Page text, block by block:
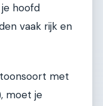
hoofd
vaak rijk en
met
moet je